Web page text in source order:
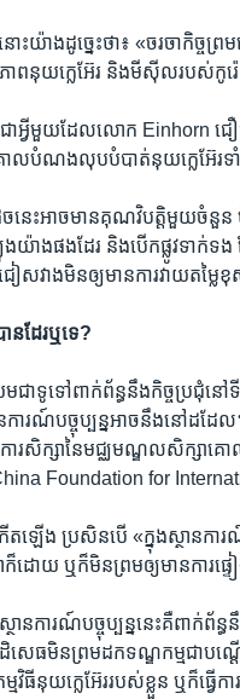
យ៉ាង​ដូច្នេះ​ថា៖ «ចរចា​កិច្ច​ព្
ព​នុយក្លេអ៊ែរ និង​មីស៊ីល​របស់​កូរ៉េ​
ជា​អ្វី​មួយ​ដែល​លោក Einhorn ជ
ក​គោល​បំណង​លុប​បំបាត់​នុយក្លេអ៊ែរ​
ច​នេះ​អាច​មាន​គុណវិបត្តិ​មួយ​ចំនួន
ងយ៉ាង​ផង​ដែរ និង​បើក​ផ្លូវ​ទាក់ទ
ៀសវាង​មិន​ឲ្យ​មាន​ការ​វាយ​តម្
ន​ដែរ​ឬ​ទេ?
ជា​ទូទៅ​ពាក់ព័ន្ធ​នឹង​កិច្ច​ប្រជុំ​
ការណ៍​បច្ចុប្បន្ន​អាច​នឹង​នៅ​ដដែ
ារ​សិក្សា​នៃ​មជ្ឈមណ្ឌល​សិក្សា​គ
Foundation for
ើង ប្រសិនបើ «ក្នុង​ស្ថានការ
ដោយ ឬ​ក៏​មិន​ព្រម​ឲ្យ​មាន​ការ​ផ្ទៀ
ការណ៍​បច្ចុប្បន្ន​នេះ​គឺ​ពាក់ព័ន្
សេធ​មិន​ព្រម​ដក​ទណ្ឌកម្ម​ជា​បណ្ដ
មវិធី​នុយក្លេអ៊ែរ​របស់​ខ្លួន ឬ​ក៏​ធ្វ